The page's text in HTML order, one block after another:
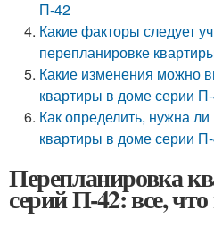
П-42
Какие факторы следует
перепланировке
Какие изменения можно
квартиры в доме серии
Как определить, нужна
квартиры в доме серии
Перепланировка
серий П-42: все,